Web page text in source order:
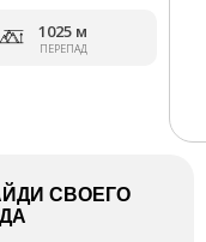
1025 м
ПЕРЕПАД
СВОЕГО